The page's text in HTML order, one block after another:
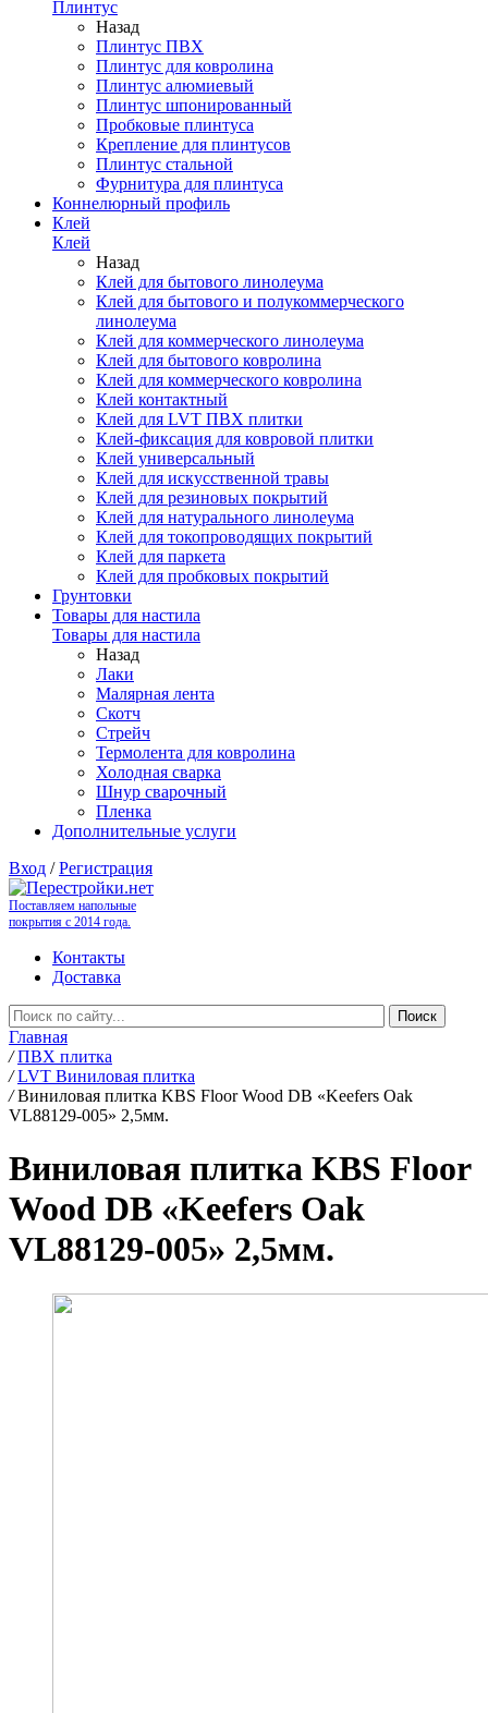
Плинтус
Назад
Плинтус ПВХ
Плинтус для ковролина
Плинтус алюмиевый
Плинтус шпонированный
Пробковые плинтуса
Крепление для плинтусов
Плинтус стальной
Фурнитура для плинтуса
Коннелюрный профиль
Клей
Клей
Назад
Клей для бытового линолеума
Клей для бытового и полукоммерческого
линолеума
Клей для коммерческого линолеума
Клей для бытового ковролина
Клей для коммерческого ковролина
Клей контактный
Клей для LVT ПВХ плитки
Клей-фиксация для ковровой плитки
Клей универсальный
Клей для искусственной травы
Клей для резиновых покрытий
Клей для натурального линолеума
Клей для токопроводящих покрытий
Клей для паркета
Клей для пробковых покрытий
Грунтовки
Товары для настила
Товары для настила
Назад
Лаки
Малярная лента
Скотч
Стрейч
Термолента для ковролина
Холодная сварка
Шнур сварочный
Пленка
Дополнительные услуги
Вход /Регистрация
Поставляем напольные
покрытия с 2014 года.
Контакты
Доставка
Главная
/ ПВХ плитка
/ LVT Виниловая плитка
/ Виниловая плитка KBS Floor Wood DB «Keefers Oak
VL88129-005» 2,5мм.
Виниловая плитка KBS Floor
Wood DB «Keefers Oak
VL88129-005» 2,5мм.